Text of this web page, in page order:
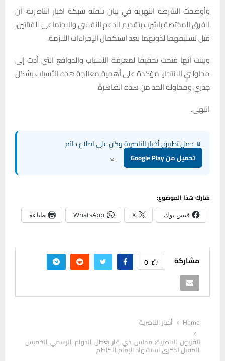
وأوضحت الشرطة النهرية في بيان تلقته شبكة اخبار الناصرية، أن
الفرق المختصة باشرت بتقديم الدعم النفسي والاجتماعي للفتاتين،
قبل تسليمهما لذويهما بعد استكمال الإجراءات اللازمة.
وبينت أنها فتحت تحقيقا لمعرفة الأسباب والدوافع التي أدت إلى
محاولتي الانتحار، مؤكدة على أهمية معالجة هذه الأسباب بشكل
جذري ومحاولة الحد من هذه الظاهرة.
انتهى.
📱 حمل تطبيق أخبار الناصرية وكن على اطلاع دائم
تحميل من Google Play ×
شارك هذا الموضوع:
فيس بوك X
WhatsApp طباعة
مشاركة 0
Home
أخبار الناصرية
تلفزيون الناصرية: مجلس ذي قار يعطل الدوام الرسمي الخميس
المقبل لذكرى استشهاد الإمام الكاظم